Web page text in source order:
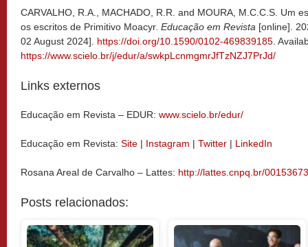
CARVALHO, R .A., MACHADO, R.R. and MOURA, M.C.C.S. Um
os escritos de Primitivo Moacyr. Educação em Revista [online].
02 August 2024]. https://doi.org/10.1590/0102-469839185
https://www.scielo.br/j/edur/a/swkpLcnmgmrJfTzNZJ7PrJd/
Links externos
Educação em Revista – EDUR: www.scielo.br/edur/
Educação em Revista: Site | Instagram | Twitter | LinkedIn
Rosana Areal de Carvalho – Lattes: http://lattes.cnpq.br/
Posts relacionados: